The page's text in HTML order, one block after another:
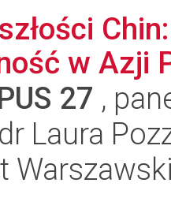
w Azji
27 ,
Laura